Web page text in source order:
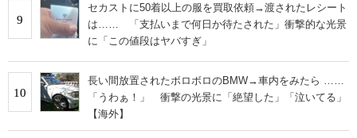
9
セカストに50着以上の服を買取依頼→渡されたレシート
は…… 「支払いまで何日か待たされた」衝撃的な光景
に「この値段はヤバすぎ」
10
長い間放置されたボロボロのBMW→車内をみたら ……
「うわぁ！」 衝撃の光景に「絶望した」「泣いてる」
【海外】